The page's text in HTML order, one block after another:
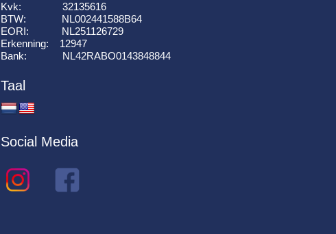
Kvk: 32135616
BTW: NL002441588B64
EORI: NL251126729
Erkenning: 12947
Bank: NL42RABO0143848844
Taal
Social Media